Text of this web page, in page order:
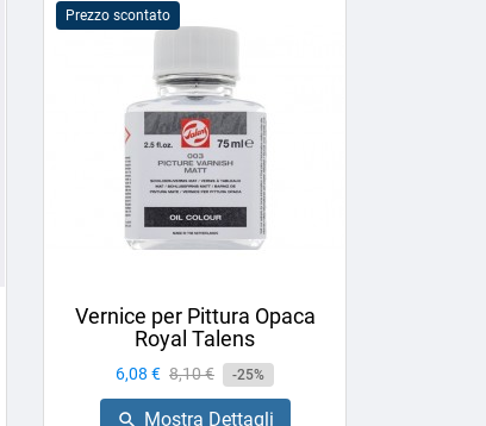
Prezzo scontato
Vernice per Pittura Opaca
Royal Talens
Prezzo
6,08 € Prezzo
base
8,10 € -25%
 Mostra Dettagli